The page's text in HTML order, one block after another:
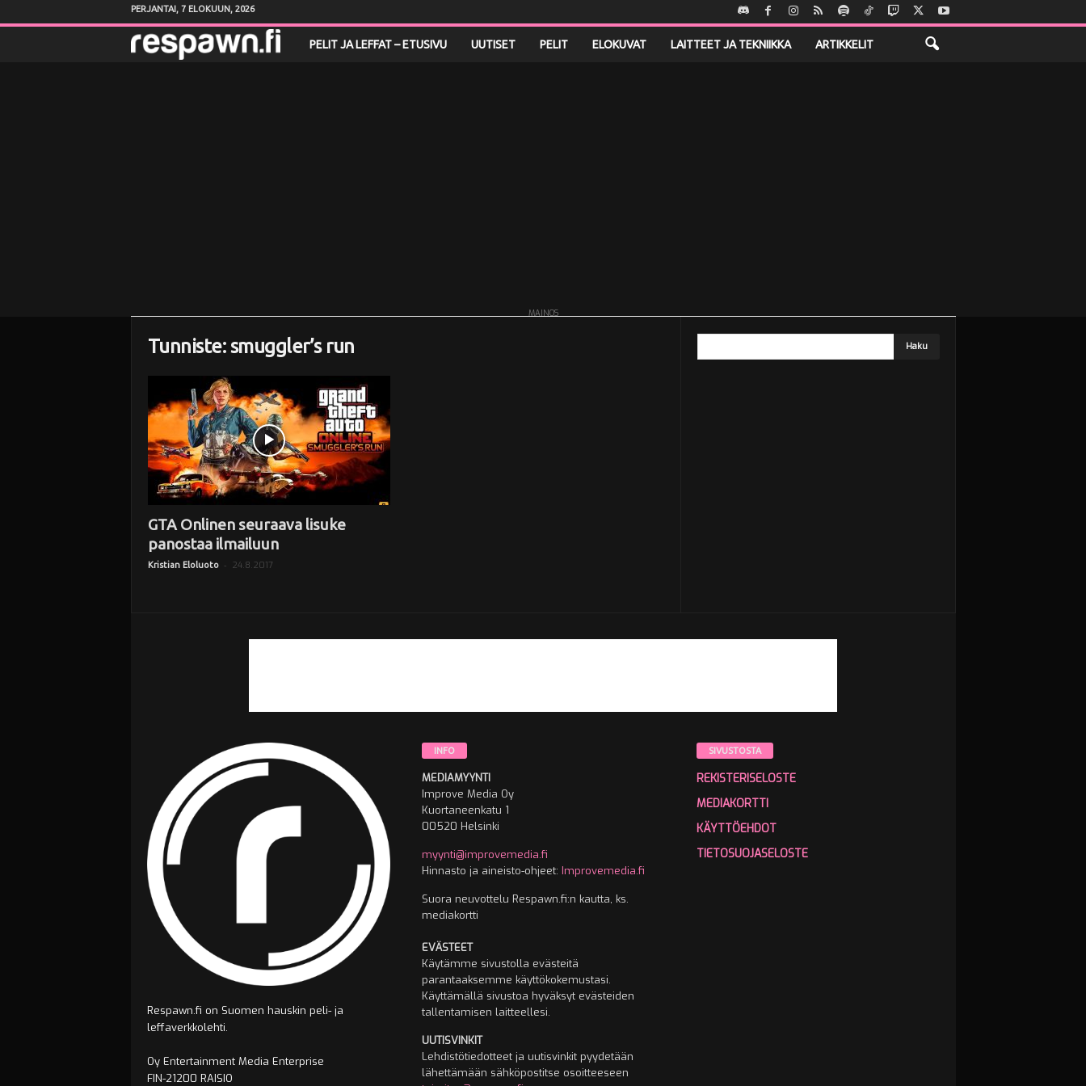
PERJANTAI, 7 ELOKUUN, 2026
PELIT JA LEFFAT – ETUSIVU UUTISET PELIT ELOKUVAT LAITTEET JA TEKNIIKKA ARTIKKELIT
MAINOS
Tunniste: smuggler’s run
GTA Onlinen seuraava lisuke
panostaa ilmailuun
Kristian Eloluoto - 24.8.2017
Respawn.fi on Suomen hauskin peli- ja
leffaverkkolehti.
Oy Entertainment Media Enterprise
FIN-21200 RAISIO
INFO
MEDIAMYYNTI
Improve Media Oy
Kuortaneenkatu 1
00520 Helsinki
myynti@improvemedia.fi
Hinnasto ja aineisto-ohjeet: Improvemedia.fi
Suora neuvottelu Respawn.fi:n kautta, ks.
mediakortti
EVÄSTEET
Käytämme sivustolla evästeitä
parantaaksemme käyttökokemustasi.
Käyttämällä sivustoa hyväksyt evästeiden
tallentamisen laitteellesi.
UUTISVINKIT
Lehdistötiedotteet ja uutisvinkit pyydetään
lähettämään sähköpostitse osoitteeseen
SIVUSTOSTA
REKISTERISELOSTE
MEDIAKORTTI
KÄYTTÖEHDOT
TIETOSUOJASELOSTE